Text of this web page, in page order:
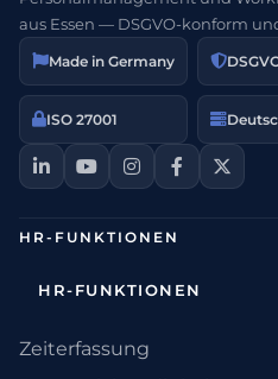
aus Essen — DSGVO-konform
Made in Germany
ISO 27001
HR-FUNKTIONEN
HR-FUNKTIONEN
Zeiterfassung